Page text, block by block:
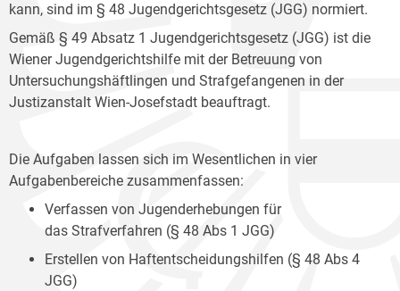
kann, sind im § 48 Jugendgerichtsgesetz (JGG) normiert.
Gemäß § 49 Absatz 1 Jugendgerichtsgesetz (JGG) ist die
Wiener Jugendgerichtshilfe mit der Betreuung von
Untersuchungshäftlingen und Strafgefangenen in der
Justizanstalt Wien-Josefstadt beauftragt.
Die Aufgaben lassen sich im Wesentlichen in vier
Aufgabenbereiche zusammenfassen:
Verfassen von Jugenderhebungen für
das Strafverfahren (§ 48 Abs 1 JGG)
Erstellen von Haftentscheidungshilfen (§ 48 Abs 4
JGG)